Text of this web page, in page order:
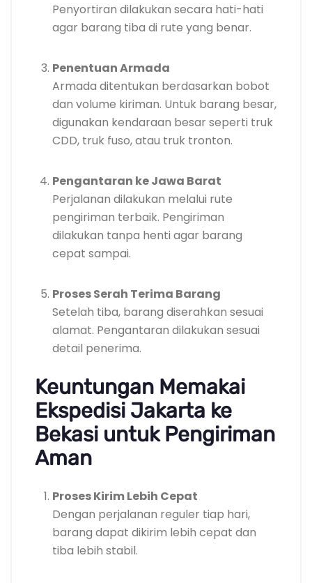
Penyortiran dilakukan secara hati-hati
agar barang tiba di rute yang benar.
Penentuan Armada
Armada ditentukan berdasarkan bobot
dan volume kiriman. Untuk barang besar,
digunakan kendaraan besar seperti truk
CDD, truk fuso, atau truk tronton.
Pengantaran ke Jawa Barat
Perjalanan dilakukan melalui rute
pengiriman terbaik. Pengiriman
dilakukan tanpa henti agar barang
cepat sampai.
Proses Serah Terima Barang
Setelah tiba, barang diserahkan sesuai
alamat. Pengantaran dilakukan sesuai
detail penerima.
Keuntungan Memakai
Ekspedisi Jakarta ke
Bekasi untuk Pengiriman
Aman
Proses Kirim Lebih Cepat
Dengan perjalanan reguler tiap hari,
barang dapat dikirim lebih cepat dan
tiba lebih stabil.